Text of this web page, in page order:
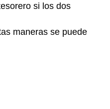
si los dos
maneras se puede